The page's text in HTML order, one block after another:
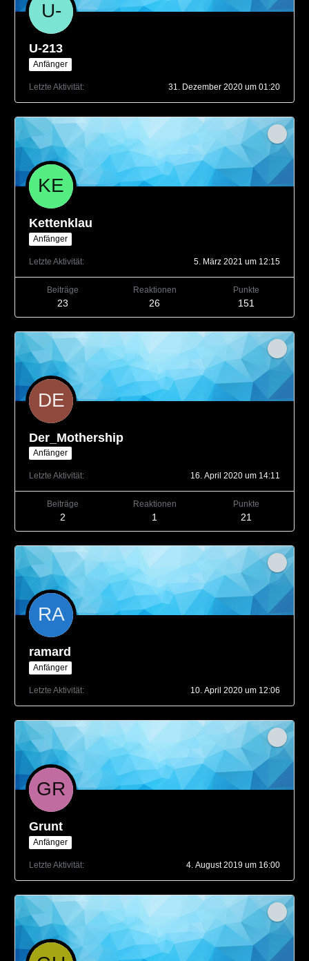
U-213
Anfänger
Letzte Aktivität 31. Dezember 2020 um 01:20
Kettenklau
Anfänger
Letzte Aktivität 5. März 2021 um 12:15
Beiträge
23
Reaktionen
26
Punkte
151
Der_Mothership
Anfänger
Letzte Aktivität 16. April 2020 um 14:11
Beiträge
2
Reaktionen
1
Punkte
21
ramard
Anfänger
Letzte Aktivität 10. April 2020 um 12:06
Grunt
Anfänger
Letzte Aktivität 4. August 2019 um 16:00